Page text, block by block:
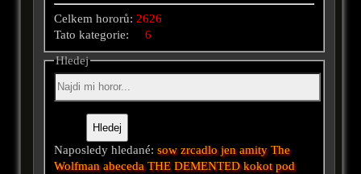
Celkem hororů:2626
Tato kategorie:6
Hledej
Naposledy hledané:sow zrcadlo jen amity The
Wolfman abeceda THE DEMENTED kokot pod